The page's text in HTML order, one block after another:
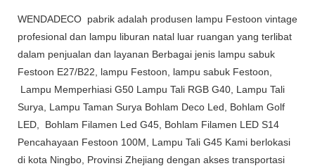
WENDADECO pabrik adalah produsen lampu Festoon vintage
profesional dan lampu liburan natal luar ruangan yang terlibat
dalam penjualan dan layanan Berbagai jenis lampu sabuk
Festoon E27/B22, lampu Festoon, lampu sabuk Festoon,
Lampu Memperhiasi G50 Lampu Tali RGB G40, Lampu Tali
Surya, Lampu Taman Surya Bohlam Deco Led, Bohlam Golf
LED, Bohlam Filamen Led G45, Bohlam Filamen LED S14
Pencahayaan Festoon 100M, Lampu Tali G45 Kami berlokasi
di kota Ningbo, Provinsi Zhejiang dengan akses transportasi